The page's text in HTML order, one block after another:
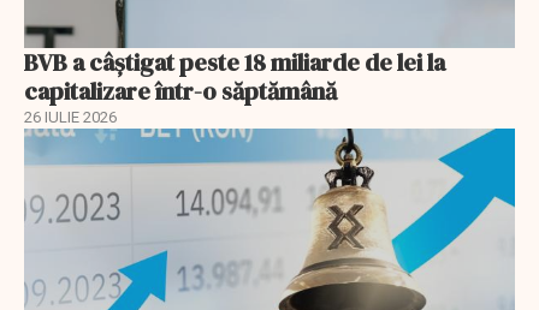
BVB a câștigat peste 18 miliarde de lei la
capitalizare într-o săptămână
26 IULIE 2026